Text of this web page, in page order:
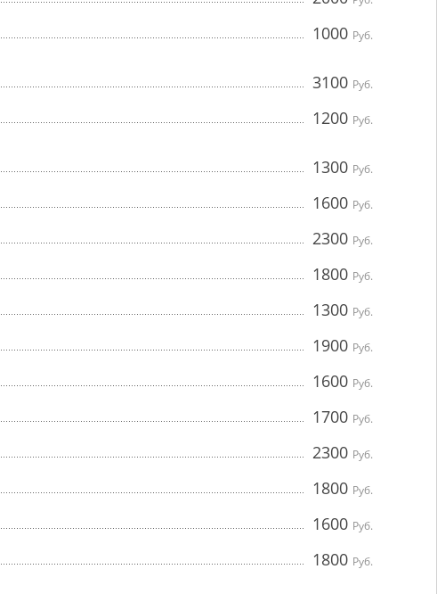
1000 Руб.
3100 Руб.
1200 Руб.
1300 Руб.
1600 Руб.
2300 Руб.
1800 Руб.
1300 Руб.
1900 Руб.
1600 Руб.
1700 Руб.
2300 Руб.
1800 Руб.
1600 Руб.
1800 Руб.